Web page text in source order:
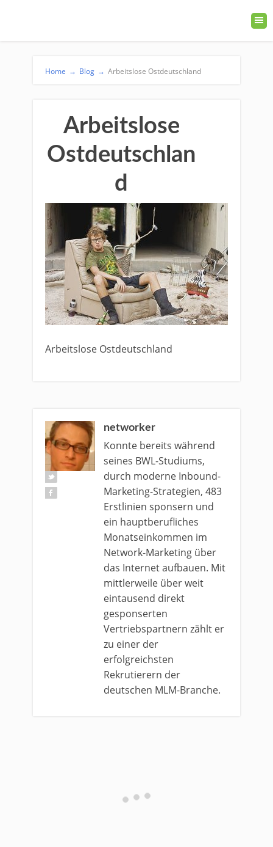
Home → Blog → Arbeitslose Ostdeutschland
Arbeitslose
Ostdeutschlan
d
Arbeitslose Ostdeutschland
networker
Konnte bereits während
seines BWL-Studiums,
durch moderne Inbound-
Marketing-Strategien, 483
Erstlinien sponsern und
ein hauptberufliches
Monatseinkommen im
Network-Marketing über
das Internet aufbauen. Mit
mittlerweile über weit
eintausend direkt
gesponserten
Vertriebspartnern zählt er
zu einer der
erfolgreichsten
Rekrutierern der
deutschen MLM-Branche.
0 comments